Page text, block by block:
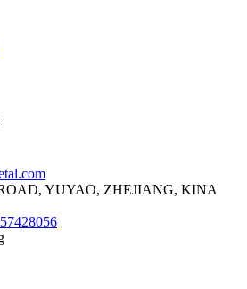
YUYAO, ZHEJIANG, KINA